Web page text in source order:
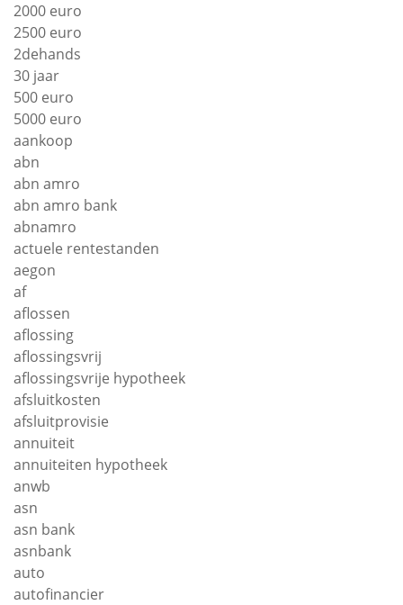
2000 euro
2500 euro
2dehands
30 jaar
500 euro
5000 euro
aankoop
abn
abn amro
abn amro bank
abnamro
actuele rentestanden
aegon
af
aflossen
aflossing
aflossingsvrij
aflossingsvrije hypotheek
afsluitkosten
afsluitprovisie
annuiteit
annuiteiten hypotheek
anwb
asn
asn bank
asnbank
auto
autofinancier